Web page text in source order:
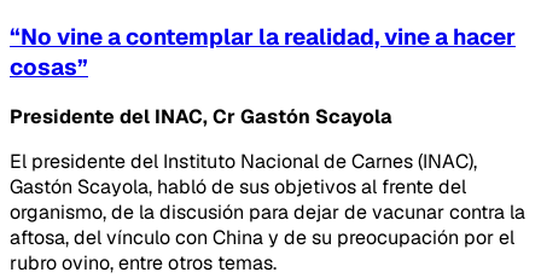
“No vine a contemplar la realidad, vine a hacer
cosas”
Presidente del INAC, Cr Gastón Scayola
El presidente del Instituto Nacional de Carnes (INAC),
Gastón Scayola, habló de sus objetivos al frente del
organismo, de la discusión para dejar de vacunar contra la
aftosa, del vínculo con China y de su preocupación por el
rubro ovino, entre otros temas.